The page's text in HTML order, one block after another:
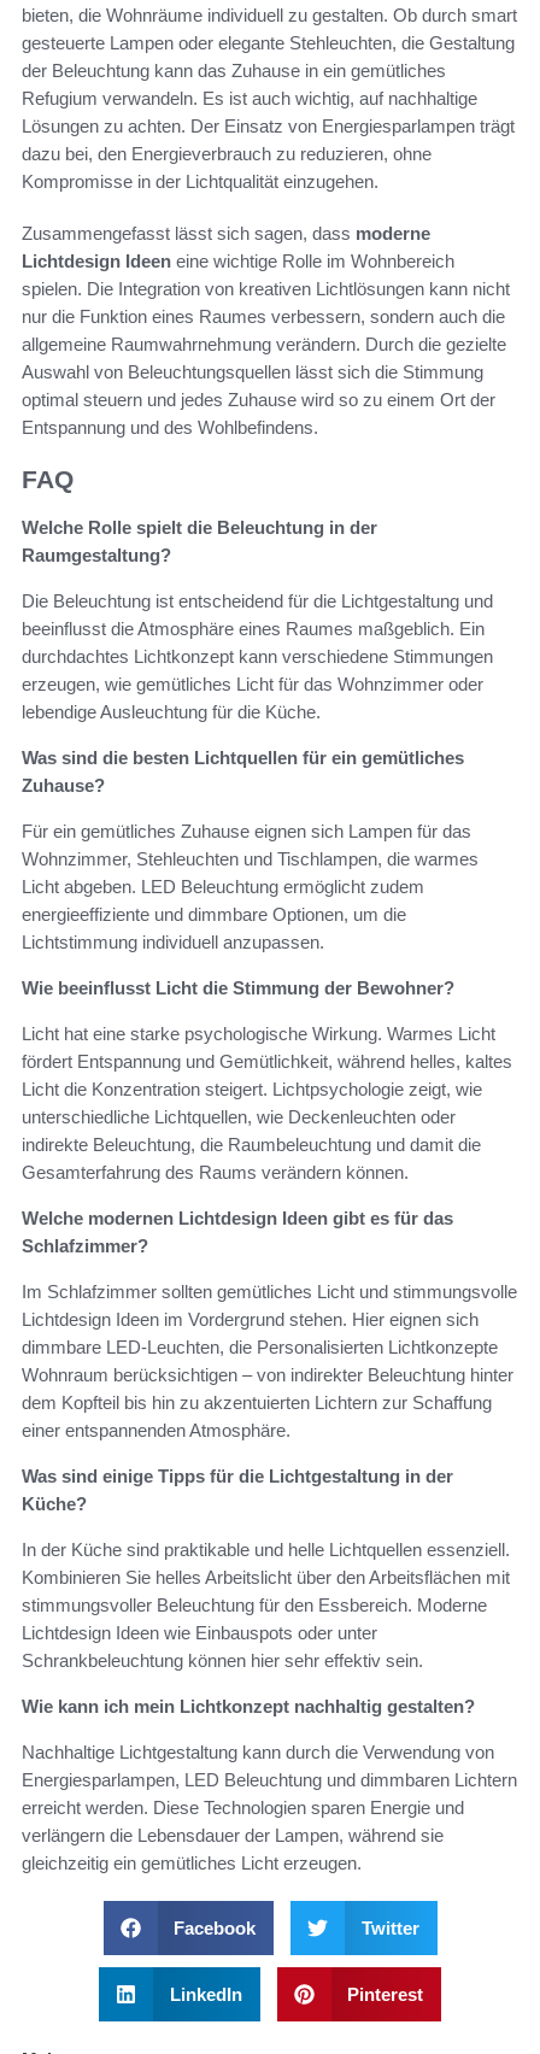
bieten, die Wohnräume individuell zu gestalten. Ob durch smart
gesteuerte Lampen oder elegante Stehleuchten, die Gestaltung
der Beleuchtung kann das Zuhause in ein gemütliches
Refugium verwandeln. Es ist auch wichtig, auf nachhaltige
Lösungen zu achten. Der Einsatz von Energiesparlampen trägt
dazu bei, den Energieverbrauch zu reduzieren, ohne
Kompromisse in der Lichtqualität einzugehen.
Zusammengefasst lässt sich sagen, dass moderne
Lichtdesign Ideen eine wichtige Rolle im Wohnbereich
spielen. Die Integration von kreativen Lichtlösungen kann nicht
nur die Funktion eines Raumes verbessern, sondern auch die
allgemeine Raumwahrnehmung verändern. Durch die gezielte
Auswahl von Beleuchtungsquellen lässt sich die Stimmung
optimal steuern und jedes Zuhause wird so zu einem Ort der
Entspannung und des Wohlbefindens.
FAQ
Welche Rolle spielt die Beleuchtung in der
Raumgestaltung?
Die Beleuchtung ist entscheidend für die Lichtgestaltung und
beeinflusst die Atmosphäre eines Raumes maßgeblich. Ein
durchdachtes Lichtkonzept kann verschiedene Stimmungen
erzeugen, wie gemütliches Licht für das Wohnzimmer oder
lebendige Ausleuchtung für die Küche.
Was sind die besten Lichtquellen für ein gemütliches
Zuhause?
Für ein gemütliches Zuhause eignen sich Lampen für das
Wohnzimmer, Stehleuchten und Tischlampen, die warmes
Licht abgeben. LED Beleuchtung ermöglicht zudem
energieeffiziente und dimmbare Optionen, um die
Lichtstimmung individuell anzupassen.
Wie beeinflusst Licht die Stimmung der Bewohner?
Licht hat eine starke psychologische Wirkung. Warmes Licht
fördert Entspannung und Gemütlichkeit, während helles, kaltes
Licht die Konzentration steigert. Lichtpsychologie zeigt, wie
unterschiedliche Lichtquellen, wie Deckenleuchten oder
indirekte Beleuchtung, die Raumbeleuchtung und damit die
Gesamterfahrung des Raums verändern können.
Welche modernen Lichtdesign Ideen gibt es für das
Schlafzimmer?
Im Schlafzimmer sollten gemütliches Licht und stimmungsvolle
Lichtdesign Ideen im Vordergrund stehen. Hier eignen sich
dimmbare LED-Leuchten, die Personalisierten Lichtkonzepte
Wohnraum berücksichtigen – von indirekter Beleuchtung hinter
dem Kopfteil bis hin zu akzentuierten Lichtern zur Schaffung
einer entspannenden Atmosphäre.
Was sind einige Tipps für die Lichtgestaltung in der
Küche?
In der Küche sind praktikable und helle Lichtquellen essenziell.
Kombinieren Sie helles Arbeitslicht über den Arbeitsflächen mit
stimmungsvoller Beleuchtung für den Essbereich. Moderne
Lichtdesign Ideen wie Einbauspots oder unter
Schrankbeleuchtung können hier sehr effektiv sein.
Wie kann ich mein Lichtkonzept nachhaltig gestalten?
Nachhaltige Lichtgestaltung kann durch die Verwendung von
Energiesparlampen, LED Beleuchtung und dimmbaren Lichtern
erreicht werden. Diese Technologien sparen Energie und
verlängern die Lebensdauer der Lampen, während sie
gleichzeitig ein gemütliches Licht erzeugen.
Facebook Twitter
LinkedIn Pinterest